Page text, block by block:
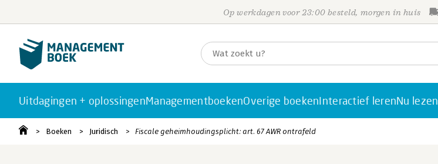
Op werkdagen voor 23:00 besteld, morgen in huis
Uitdagingen + oplossingenManagementboekenOverige boekenInteractief lerenNu lezen
Boeken Juridisch Fiscale geheimhoudingsplicht: art. 67 AWR ontrafeld